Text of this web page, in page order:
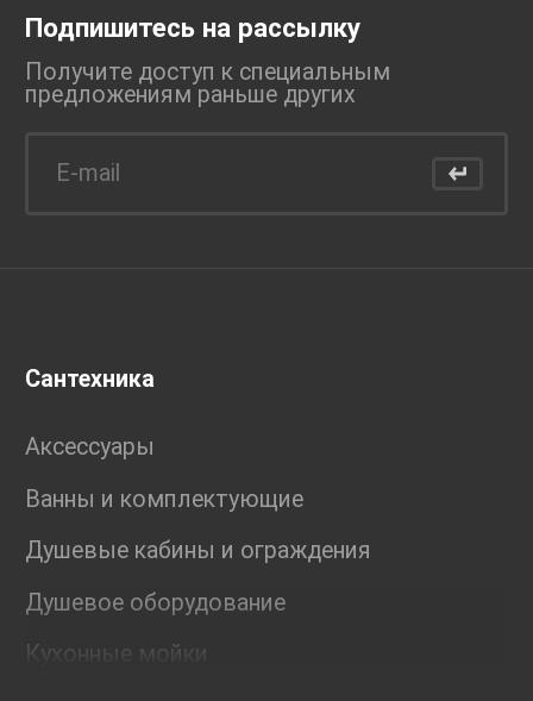
Подпишитесь на рассылку
Получите доступ к специальным
предложениям раньше других
Сантехника
Аксессуары
Ванны и комплектующие
Душевые кабины и ограждения
Душевое оборудование
Кухонные мойки